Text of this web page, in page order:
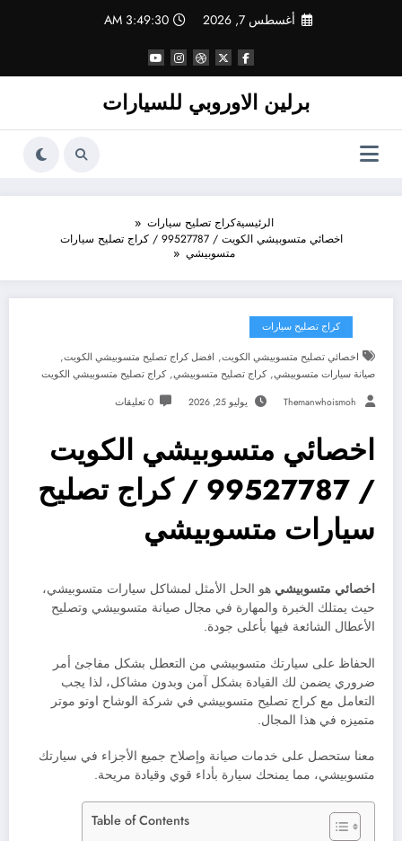
أغسطس 7, 2026 3:49:31 AM
برلين الاوروبي للسيارات
الرئيسيةكراج تصليح سيارات
اخصائي متسوبيشي الكويت / 99527787 / كراج تصليح سيارات
متسوبيشي
كراج تصليح سيارات
اخصائي تصليح متسوبيشي الكويت, افضل كراج تصليح متسوبيشي الكويت,
صيانة سيارات متسوبيشي,كراج تصليح متسوبيشي,كراج تصليح متسوبيشي الكويت
Themanwhoismoh يوليو 25, 2026 0 تعليقات
اخصائي متسوبيشي الكويت
/ 99527787 / كراج تصليح
سيارات متسوبيشي
اخصائي متسوبيشي هو الحل الأمثل لمشاكل سيارات متسوبيشي،
حيث يمتلك الخبرة والمهارة في مجال صيانة متسوبيشي وتصليح
الأعطال الشائعة فيها بأعلى جودة.
الحفاظ على سيارتك متسوبيشي من التعطل بشكل مفاجئ أمر
ضروري يضمن لك القيادة بشكل آمن وبدون مشاكل، لذا يجب
التعامل مع كراج تصليح متسوبيشي في شركة الوشاح اوتو موتر
متميزه في هذا المجال.
معنا ستحصل على خدمات صيانة وإصلاح جميع الأجزاء في سيارتك
متسوبيشي، مما يمنحك سيارة بأداء قوي وقيادة مريحة.
Table of Contents